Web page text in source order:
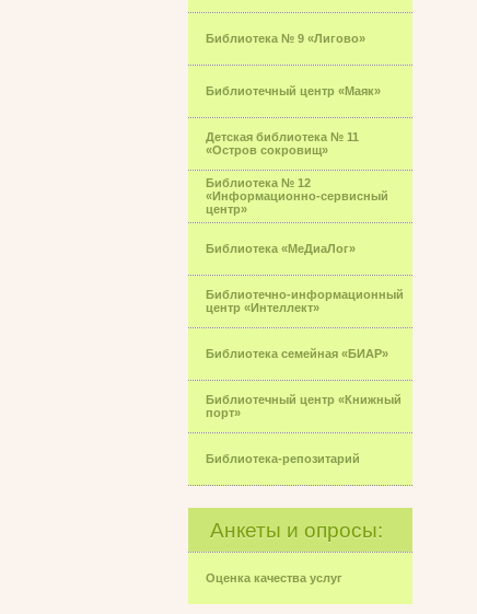
Библиотека № 9 «Лигово»
Библиотечный центр «Маяк»
Детская библиотека № 11
«Остров сокровищ»
Библиотека № 12
«Информационно-сервисный
центр»
Библиотека «МеДиаЛог»
Библиотечно-информационный
центр «Интеллект»
Библиотека семейная «БИАР»
Библиотечный центр «Книжный
порт»
Библиотека-репозитарий
Анкеты и опросы:
Оценка качества услуг